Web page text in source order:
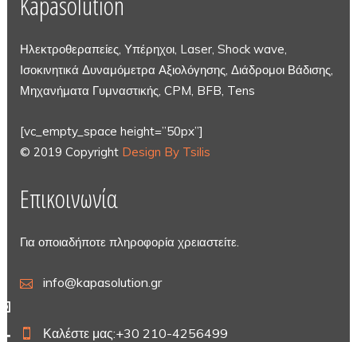
Ηλεκτροθεραπείες, Υπέρηχοι, Laser, Shock wave,
Ισοκινητικά Δυναμόμετρα Αξιολόγησης, Διάδρομοι Βάδισης,
Μηχανήματα Γυμναστικής, CPM, BFB, Tens
[vc_empty_space height=”50px”]
© 2019 Copyright Design By Tsilis
Επικοινωνία
Για οποιαδήποτε πληροφορία χρειαστείτε.
info@kapasolution.gr
Καλέστε μας:+30 210-4256499